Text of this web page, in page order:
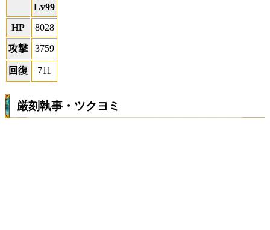
Lv99
HP
8028
攻撃 3759
回復 711
厳刻執事・ツクヨミ